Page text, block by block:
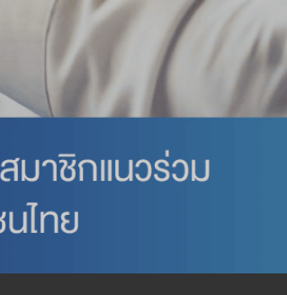
Wardrobe
Partition & Sliding Door